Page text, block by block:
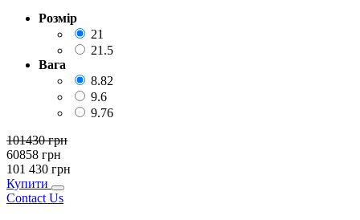
Розмір
21
21.5
Вага
8.82
9.6
9.76
101430грн
60858 грн
101 430 грн
Купити
Contact Us